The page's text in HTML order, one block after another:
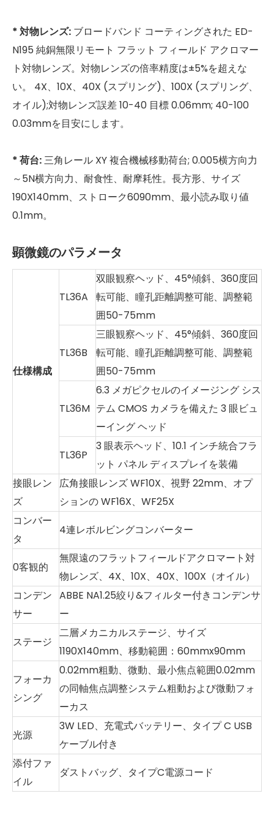
* 対物レンズ: ブロードバンド コーティングされた ED-
N195 純銅無限リモート フラット フィールド アクロマー
ト対物レンズ。対物レンズの倍率精度は±5%を超えな
い。 4X、10X、40X (スプリング)、100X (スプリング、
オイル);対物レンズ誤差 10-40 目標 0.06mm; 40-100
0.03mmを目安にします。
* 荷台:三角レール XY 複合機械移動荷台; 0.005横方向力
～5N横方向力、耐食性、耐摩耗性。長方形、サイズ
190X140mm、ストローク6090mm、最小読み取り値
0.1mm。
顕微鏡のパラメータ
仕様構成
TL36A
双眼観察ヘッド、45°傾斜、360度回
転可能、瞳孔距離調整可能、調整範
囲50-75mm
TL36B
三眼観察ヘッド、45°傾斜、360度回
転可能、瞳孔距離調整可能、調整範
囲50-75mm
TL36M
6.3 メガピクセルのイメージング シス
テム CMOS カメラを備えた 3 眼ビュ
ーイング ヘッド
TL36P
3 眼表示ヘッド、10.1 インチ統合フラ
ット パネル ディスプレイを装備
接眼レン
ズ
広角接眼レンズ WF10X、視野 22mm、オプ
ションの WF16X、WF25X
コンバー
タ
4連レボルビングコンバーター
0客観的
無限遠のフラットフィールドアクロマート対
物レンズ、4X、10X、40X、100X（オイル）
コンデン
サー
ABBE NA1.25絞り&フィルター付きコンデンサ
ー
ステージ
二層メカニカルステージ、サイズ
1190X140mm、移動範囲：60mmx90mm
フォーカ
シング
0.02mm粗動、微動、最小焦点範囲0.02mm
の同軸焦点調整システム粗動および微動フォ
ーカス
光源
3W LED、充電式バッテリー、タイプ C USB
ケーブル付き
添付ファ
イル
ダストバッグ、タイプC電源コード